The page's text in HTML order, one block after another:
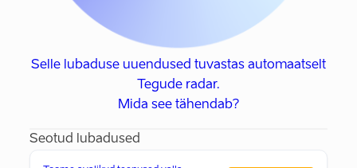
Selle lubaduse uuendused tuvastas automaatselt
Tegude radar.
Mida see tähendab?
Seotud lubadused